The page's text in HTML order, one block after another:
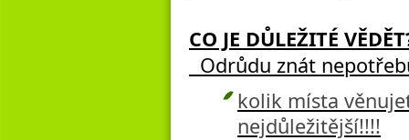
CO JE DŮLEŽITÉ
Odrůdu znát
kolik místa
nejdůležitější!!!!